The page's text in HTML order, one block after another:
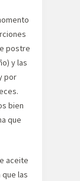
postre
y las
por
bien
que
aceite
que las